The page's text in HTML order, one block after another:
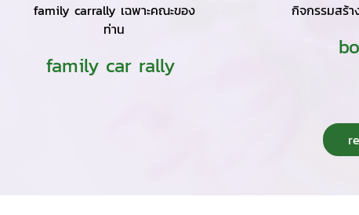
family carrally เฉพาะคณะของ
ท่าน
family car rally
กิจกรรมสร้